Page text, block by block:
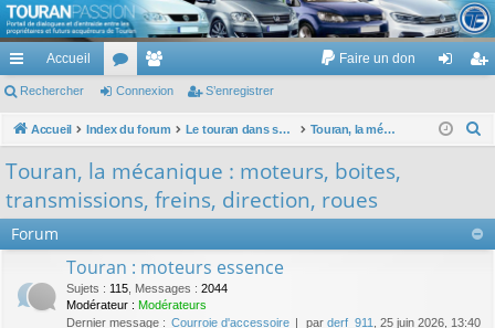
TouranPassion
Le forum des propriétaires ou futurs acquéreurs du Volkswagen Touran
cc
ès
pi
Accueil
or
u
e
m
es
Faire un don
ne nr
Rechercher Connexion S’enregistrer
Accueil Index du forum Le touran dans ses versions I (V1 V2 V3) et II ... Touran, la mécanique : moteurs, boites, transmissions, freins, direction, roues
r
Touran, la mécanique : moteurs, boites,
transmissions, freins, direction, roues
Forum
Touran : moteurs essence
Sujets : 115 Messages : 2044
Modérateur : Modérateurs
Dernier message : Courroie d'accessoire par derf_911 , 25 juin 2026, 13:40